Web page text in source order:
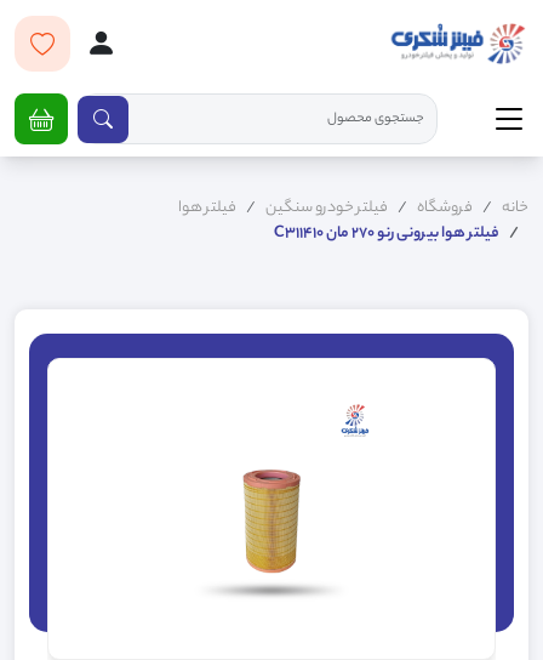
خانه فروشگاه فیلتر خودرو سنگین
فیلتر هوا
فیلتر هوا بیرونی رنو 270 مان C311410